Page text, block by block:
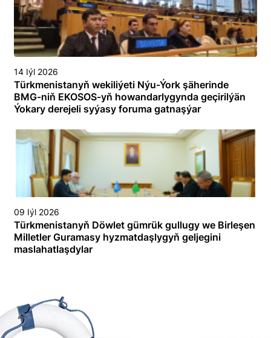
14 Iýl 2026
Türkmenistanyň wekiliýeti Nýu-Ýork şäherinde
BMG-niň EKOSOS-yň howandarlygynda geçirilýän
Ýokary derejeli syýasy foruma gatnaşýar
09 Iýl 2026
Türkmenistanyň Döwlet gümrük gullugy we Birleşen
Milletler Guramasy hyzmatdaşlygyň geljegini
maslahatlaşdylar